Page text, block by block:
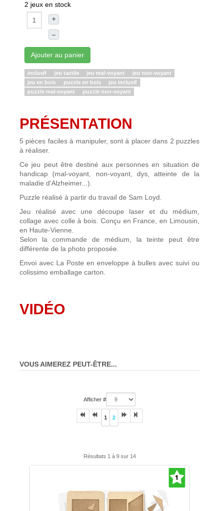
2 jeux en stock
+
–
Ajouter au panier
inclusif jeu tactile jeu mal-voyant
jeu non-voyant
jeu en bois
puzzle en bois
jeu inclusif
puzzle mal-voyant
puzzle non-voyant
PRÉSENTATION
5 pièces faciles à manipuler, sont à placer dans 2 puzzles
à réaliser.
Ce jeu peut être destiné aux personnes en situation de
handicap (mal-voyant, non-voyant, dys, atteinte de la
maladie d'Alzheimer...).
Puzzle réalisé à partir du travail de Sam Loyd.
Jeu réalisé avec une découpe laser et du médium,
collage avec colle à bois. Conçu en France, en Limousin,
en Haute-Vienne.
Selon la commande de médium, la teinte peut être
différente de la photo proposée.
Envoi avec La Poste en enveloppe à bulles avec suivi ou
colissimo emballage carton.
VIDÉO
VOUS AIMEREZ PEUT-ÊTRE...
Afficher #
1 2
Résultats 1 à 9 sur 14